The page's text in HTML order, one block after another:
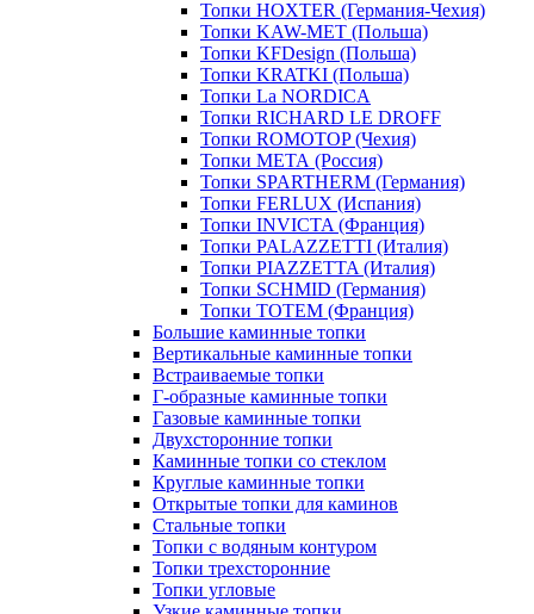
Топки HOXTER (Германия-Чехия)
Топки KAW-MET (Польша)
Топки KFDesign (Польша)
Топки KRATKI (Польша)
Топки La NORDICA
Топки RICHARD LE DROFF
Топки ROMOTOP (Чехия)
Топки МЕТА (Россия)
Топки SPARTHERM (Германия)
Топки FERLUX (Испания)
Топки INVICTA (Франция)
Топки PALAZZETTI (Италия)
Топки PIAZZETTA (Италия)
Топки SCHMID (Германия)
Топки TOTEM (Франция)
Большие каминные топки
Вертикальные каминные топки
Встраиваемые топки
Г-образные каминные топки
Газовые каминные топки
Двухсторонние топки
Каминные топки со стеклом
Круглые каминные топки
Открытые топки для каминов
Стальные топки
Топки с водяным контуром
Топки трехсторонние
Топки угловые